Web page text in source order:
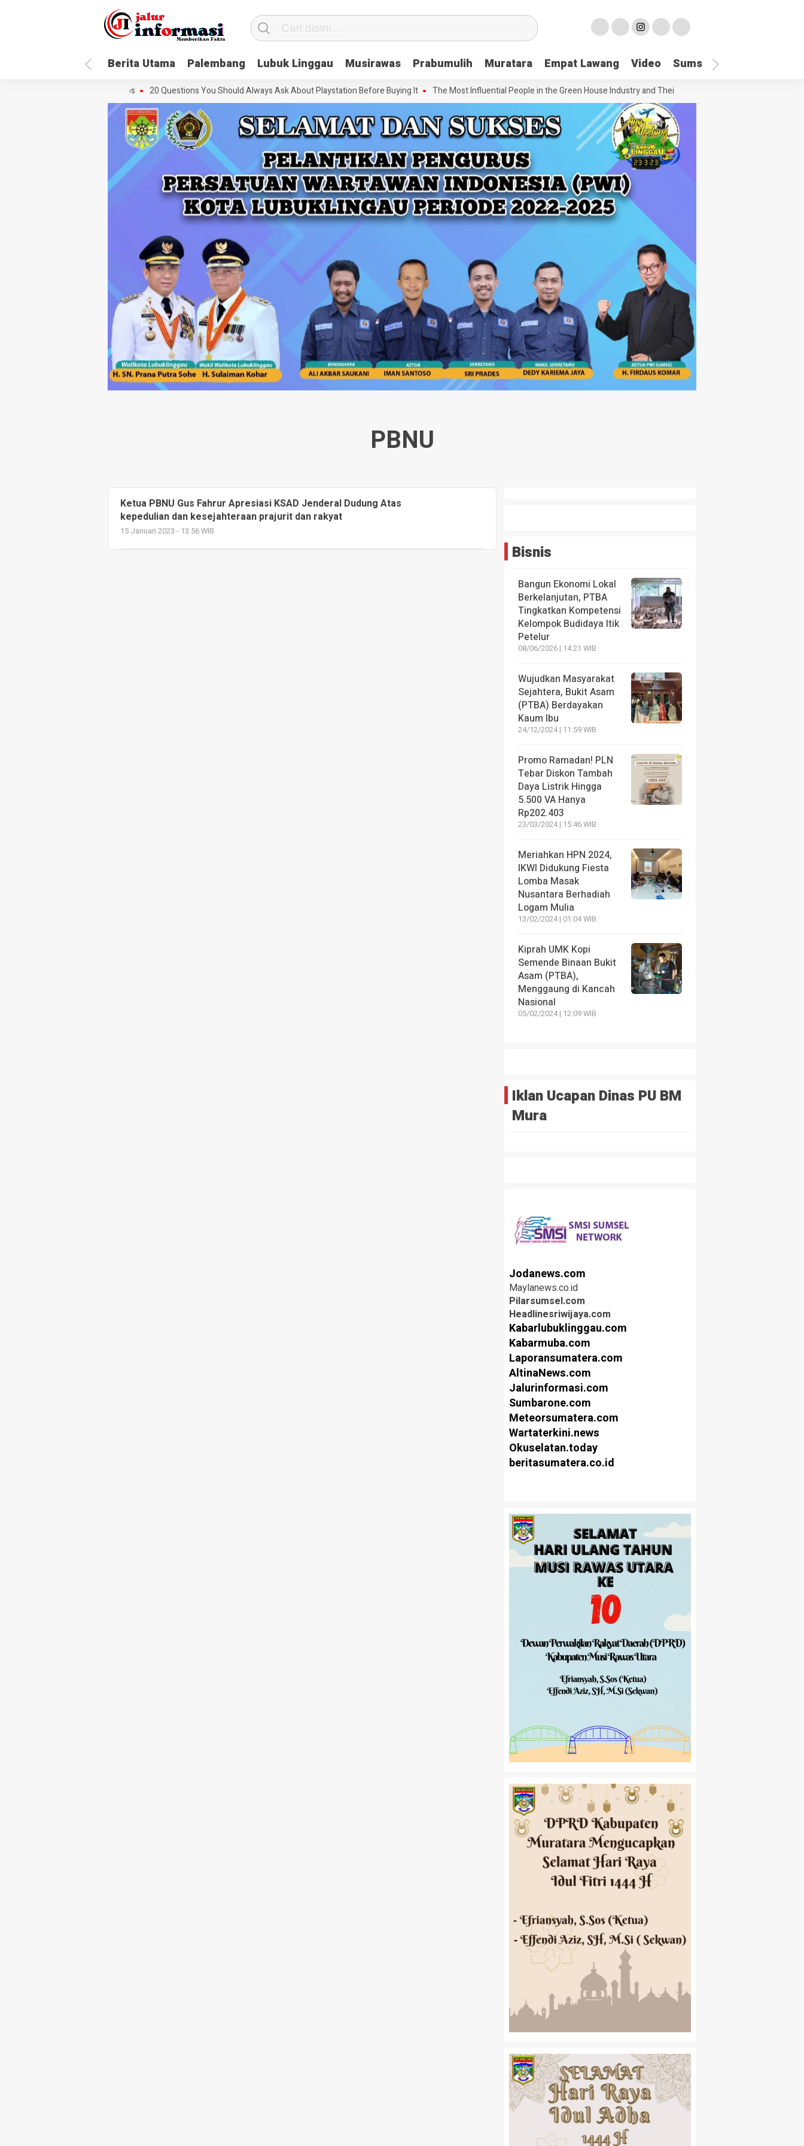
Berita Utama Palembang Lubuk Linggau Musirawas Prabumulih Muratara Empat Lawang Video Sumsel
20 Questions You Should Always Ask About Playstation Before Buying It The Most Influential People in the Green House Industry and Their Celebrity Dopplegangers
PBNU
Ketua PBNU Gus Fahrur Apresiasi KSAD Jenderal Dudung Atas
kepedulian dan kesejahteraan prajurit dan rakyat
15 Januari 2023 - 13:56 WIB
Bisnis
Bangun Ekonomi Lokal
Berkelanjutan, PTBA
Tingkatkan Kompetensi
Kelompok Budidaya Itik
Petelur
08/06/2026 | 14:21 WIB
Wujudkan Masyarakat
Sejahtera, Bukit Asam
(PTBA) Berdayakan
Kaum Ibu
24/12/2024 | 11:59 WIB
Promo Ramadan! PLN
Tebar Diskon Tambah
Daya Listrik Hingga
5.500 VA Hanya
Rp202.403
23/03/2024 | 15:46 WIB
Meriahkan HPN 2024,
IKWI Didukung Fiesta
Lomba Masak
Nusantara Berhadiah
Logam Mulia
13/02/2024 | 01:04 WIB
Kiprah UMK Kopi
Semende Binaan Bukit
Asam (PTBA),
Menggaung di Kancah
Nasional
05/02/2024 | 12:09 WIB
Iklan Ucapan Dinas PU BM
Mura
Jodanews.com
Maylanews.co.id
Pilarsumsel.com
Headlinesriwijaya.com
Kabarlubuklinggau.com
Kabarmuba.com
Laporansumatera.com
AltinaNews.com
Jalurinformasi.com
Sumbarone.com
Meteorsumatera.com
Wartaterkini.news
Okuselatan.today
beritasumatera.co.id